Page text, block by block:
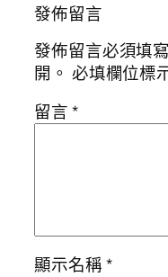
發佈留言
發佈留言必須填
開。 必填欄位標
留言*
顯示名稱*